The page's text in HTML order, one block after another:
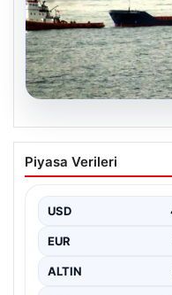
Karadeniz’de
kuru yük gemisi
Piyasa Verileri
USD
EUR
ALTIN